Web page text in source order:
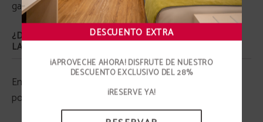
garantías, consulta el apartado: lista de cookies.
¿DURANTE CUÁNTO TIEMPO SE MANTIENEN ACTIVAS
LAS COOKIES O TECNOLOGÍAS SIMILARES?
En función de su permanencia o tiempo de actividad,
podemos diferenciar entre:
DESCUENTO EXTRA
¡APROVECHE AHORA! DISFRUTE DE NUESTRO
DESCUENTO EXCLUSIVO DEL 28%
¡RESERVE YA!